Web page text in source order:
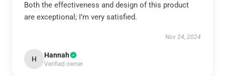
Both the effectiveness and design of this product
are exceptional; I’m very satisfied.
Nov 24, 2024
H Hannah
Verified owner